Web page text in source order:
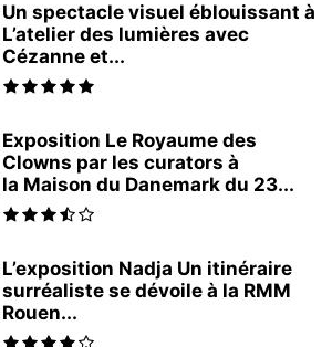
Un spectacle visuel éblouissant à
L’atelier des lumières avec
Cézanne et...
Exposition Le Royaume des
Clowns par les curators à
la Maison du Danemark du 23...
L’exposition Nadja Un itinéraire
surréaliste se dévoile à la RMM
Rouen...